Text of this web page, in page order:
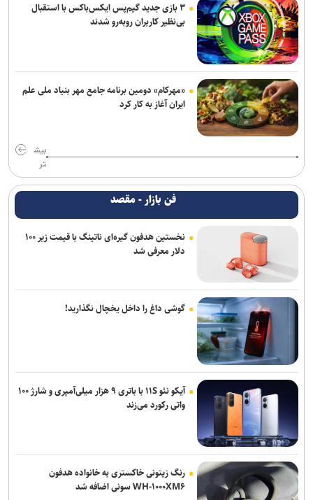
۳ بازی جدید گیم‌پس ایکس‌باکس با استقبال
بی‌نظیر کاربران روبه‌رو شدند
«مهرکام» دومین برنامه جامع مهر بنیاد ملی علم
ایران آغاز به کار کرد
بیش
تر
فن بازار - مقصد
نخستین هدفون گیره‌ای ناتینگ با قیمت زیر ۱۰۰
دلار معرفی شد
گوشی داغ را داخل یخچال نگذارید!
آیکو نئو ۱۱S با باتری ۹ هزار میلی‌آمپری و شارژ ۱۰۰
واتی رکورد می‌زند
رنگ زیتونی خاکستری به خانواده هدفون
WH-۱۰۰۰XM۶ سونی اضافه شد